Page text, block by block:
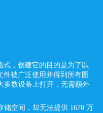
式，创建它的目的是为了以
件被广泛使用并得到所有图
多数设备上打开，无需额外
储空间，却无法提供 1670 万